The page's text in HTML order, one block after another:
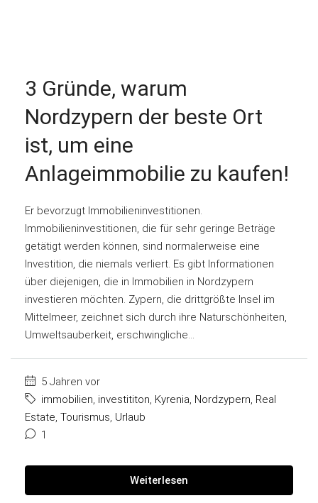
3 Gründe, warum
Nordzypern der beste Ort
ist, um eine
Anlageimmobilie zu kaufen!
Er bevorzugt Immobilieninvestitionen.
Immobilieninvestitionen, die für sehr geringe Beträge
getätigt werden können, sind normalerweise eine
Investition, die niemals verliert. Es gibt Informationen
über diejenigen, die in Immobilien in Nordzypern
investieren möchten. Zypern, die drittgrößte Insel im
Mittelmeer, zeichnet sich durch ihre Naturschönheiten,
Umweltsauberkeit, erschwingliche...
5 Jahren vor
immobilien, investititon, Kyrenia, Nordzypern, Real
Estate, Tourismus, Urlaub
1
Weiterlesen